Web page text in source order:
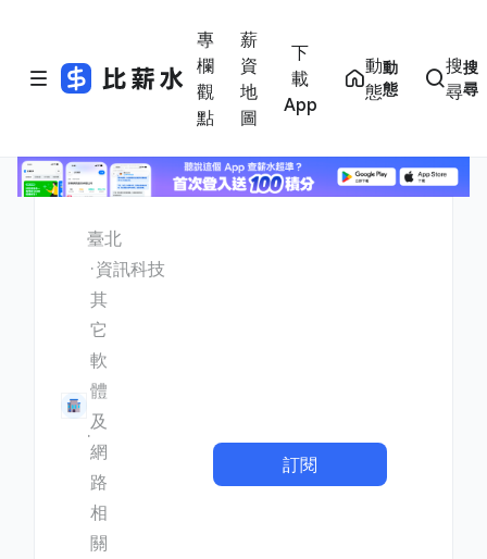
專
欄
觀
點
薪
資
地
圖
下
載
App
動
態
動
態
搜
尋
搜
尋
臺北
資訊科技
其
它
軟
體
及
網
路
相
關
訂閱